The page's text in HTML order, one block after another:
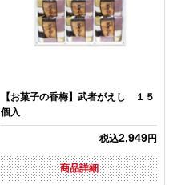
【お菓子の香梅】武者がえし １５
個入
税込2,949円
商品詳細